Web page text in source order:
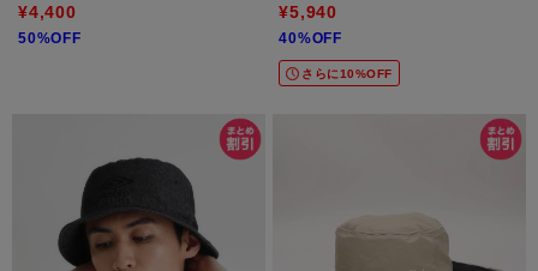
¥4,400
50%OFF
¥5,940
40%OFF
さらに10%OFF